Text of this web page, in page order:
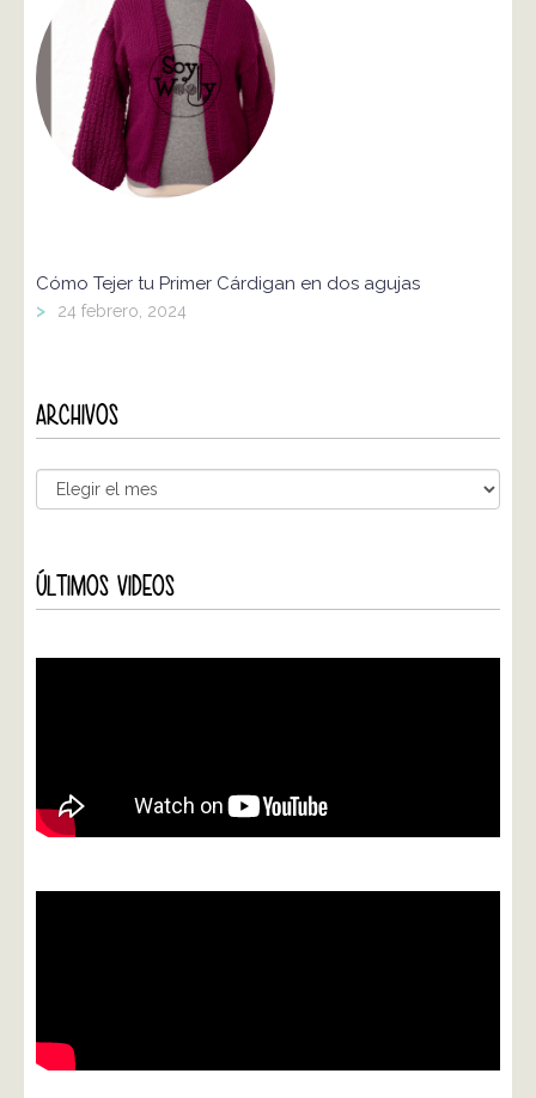
Cómo Tejer tu Primer Cárdigan en dos agujas
> 24 febrero, 2024
ARCHIVOS
ÚLTIMOS VIDEOS